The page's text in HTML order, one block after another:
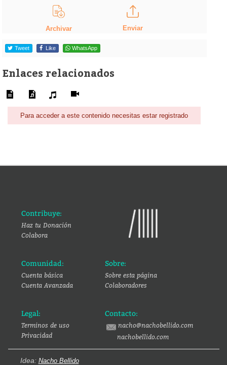
Archivar Enviar
Tweet Like WhatsApp
Enlaces relacionados
Para acceder a este contenido necesitas estar registrado
Contribuye:
Haz tu Donación
Colabora
Comunidad:
Cuenta básica
Cuenta Avanzada
Sobre:
Sobre esta página
Colaboradores
Legal:
Terminos de uso
Privacidad
Contacto:
nacho@nachobellido.com
nachobellido.com
Idea: Nacho Bellido